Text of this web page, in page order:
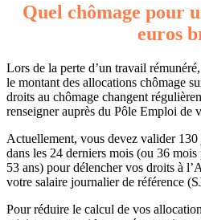
Quel chômage pour
euros
Lors de la perte d’un travail
le montant des allocations chômage
droits au chômage changent
renseigner auprès du Pôle Emploi de
Actuellement, vous devez valider
dans les 24 derniers mois (ou 36
53 ans) pour délencher vos droits à
votre salaire journalier de référence
Pour réduire le calcul de vos